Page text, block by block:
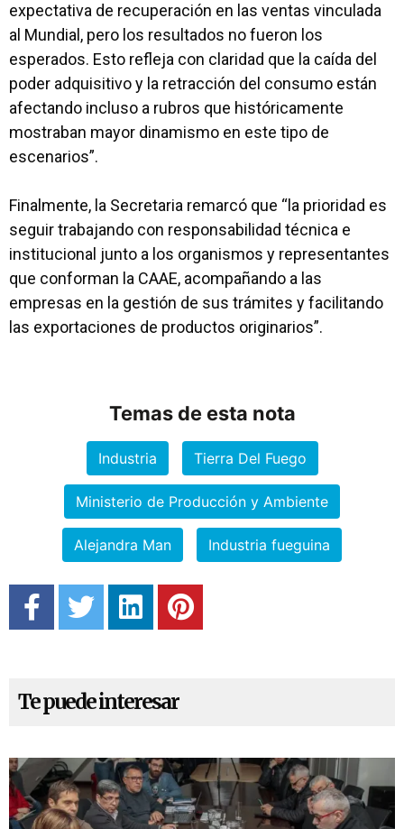
expectativa de recuperación en las ventas vinculada
al Mundial, pero los resultados no fueron los
esperados. Esto refleja con claridad que la caída del
poder adquisitivo y la retracción del consumo están
afectando incluso a rubros que históricamente
mostraban mayor dinamismo en este tipo de
escenarios”.
Finalmente, la Secretaria remarcó que “la prioridad es
seguir trabajando con responsabilidad técnica e
institucional junto a los organismos y representantes
que conforman la CAAE, acompañando a las
empresas en la gestión de sus trámites y facilitando
las exportaciones de productos originarios”.
Temas de esta nota
Industria Tierra Del Fuego
Ministerio de Producción y Ambiente
Alejandra Man Industria fueguina
Te puede interesar